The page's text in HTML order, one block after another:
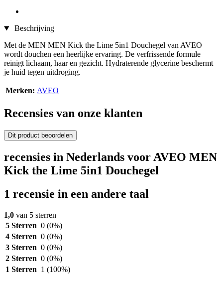
Beschrijving
Met de MEN MEN Kick the Lime 5in1 Douchegel van AVEO
wordt douchen een heerlijke ervaring. De verfrissende formule
reinigt lichaam, haar en gezicht. Hydraterende glycerine beschermt
je huid tegen uitdroging.
Merken: AVEO
Recensies van onze klanten
Dit product beoordelen
recensies in Nederlands voor AVEO MEN
Kick the Lime 5in1 Douchegel
1 recensie in een andere taal
1,0 van 5 sterren
5 Sterren 0 (0%)
4 Sterren 0 (0%)
3 Sterren 0 (0%)
2 Sterren 0 (0%)
1 Sterren 1 (100%)